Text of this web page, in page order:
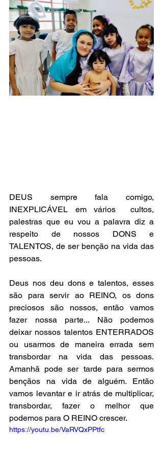
DEUS sempre fala comigo,
INEXPLICÁVEL em vários  cultos,
palestras que eu vou a palavra diz a
respeito de nossos DONS e
TALENTOS, de ser benção na vida das
pessoas.
Deus nos deu dons e talentos, esses
são para servir ao REINO, os dons
preciosos são nossos, então vamos
fazer nossa parte... Não podemos
deixar nossos talentos ENTERRADOS
ou usarmos de maneira errada sem
transbordar na vida das pessoas.
Amanhã pode ser tarde para sermos
bençãos na vida de alguém. Então
vamos levantar e ir atrás de multiplicar,
transbordar, fazer o melhor que
podemos para O REINO crescer.
https://youtu.be/VaRVQxPPtfc